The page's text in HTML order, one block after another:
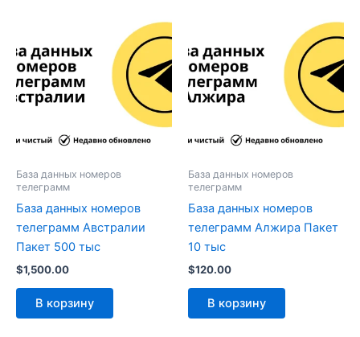
База данных номеров
телеграмм
База данных номеров
телеграмм Австралии
Пакет 500 тыс
$1,500.00
В корзину
База данных номеров
телеграмм
База данных номеров
телеграмм Алжира Пакет
10 тыс
$120.00
В корзину